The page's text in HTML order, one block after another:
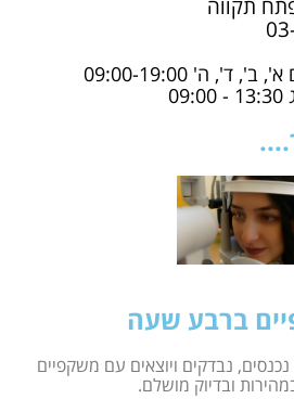
ד', ה' 09:00-19:00
ברבע שעה
נבדקים ויוצאים עם משקפיים
ובדיוק מושלם.